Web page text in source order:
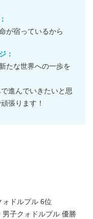
が宿っているから
：
たな世界への一歩を
進んでいきたいと思
張ります！
ドルプル 6位
子クォドルプル 優勝